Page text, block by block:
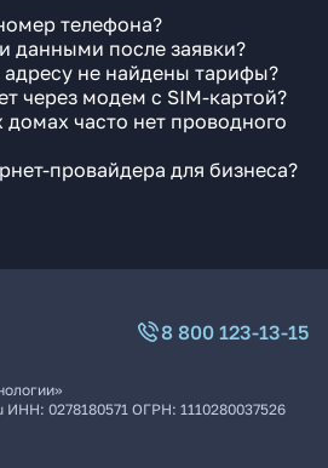
телефона?
данными после заявки?
не найдены тарифы?
через модем с SIM-картой?
часто нет проводного
провайдера для бизнеса?
8 800 123-13-15
ИНН: 0278180571 ОГРН: 1110280037526